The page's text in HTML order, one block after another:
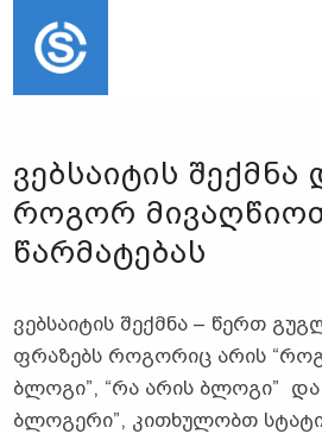
ᲕᲔᲑᲡᲐᲘᲢᲘᲡ
ᲠᲝᲒᲝᲠ
ᲬᲐᲠᲛᲐᲢᲔᲑᲐᲡ
ვებსაიტის შექმნა – წერთ
ფრაზებს როგორიც არის
ბლოგი”, “რა არის ბლოგი”
ბლოგერი”, კითხულობთ